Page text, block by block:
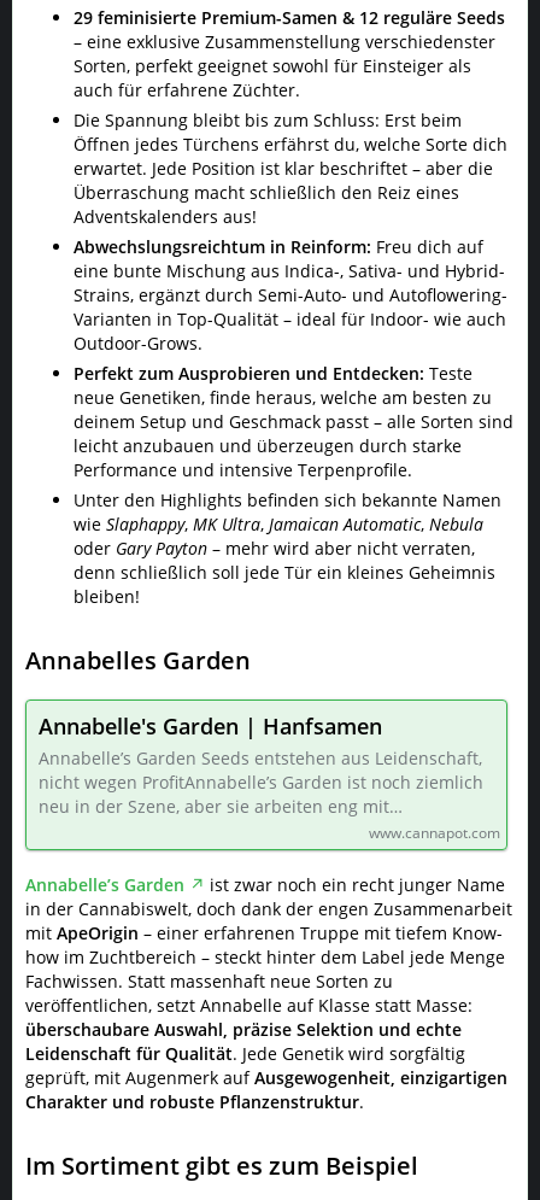
29 feminisierte Premium-Samen & 12 reguläre Seeds
– eine exklusive Zusammenstellung verschiedenster
Sorten, perfekt geeignet sowohl für Einsteiger als
auch für erfahrene Züchter.
Die Spannung bleibt bis zum Schluss: Erst beim
Öffnen jedes Türchens erfährst du, welche Sorte dich
erwartet. Jede Position ist klar beschriftet – aber die
Überraschung macht schließlich den Reiz eines
Adventskalenders aus!
Abwechslungsreichtum in Reinform: Freu dich auf
eine bunte Mischung aus Indica-, Sativa- und Hybrid-
Strains, ergänzt durch Semi-Auto- und Autoflowering-
Varianten in Top-Qualität – ideal für Indoor- wie auch
Outdoor-Grows.
Perfekt zum Ausprobieren und Entdecken: Teste
neue Genetiken, finde heraus, welche am besten zu
deinem Setup und Geschmack passt – alle Sorten sind
leicht anzubauen und überzeugen durch starke
Performance und intensive Terpenprofile.
Unter den Highlights befinden sich bekannte Namen
wie Slaphappy, MK Ultra, Jamaican Automatic, Nebula
oder Gary Payton – mehr wird aber nicht verraten,
denn schließlich soll jede Tür ein kleines Geheimnis
bleiben!
Annabelles Garden
Annabelle's Garden | Hanfsamen
Annabelle’s Garden Seeds entstehen aus Leidenschaft,
nicht wegen ProfitAnnabelle’s Garden ist noch ziemlich
neu in der Szene, aber sie arbeiten eng mit…
www.cannapot.com
Annabelle’s Garden
ist zwar noch ein recht junger Name
in der Cannabiswelt, doch dank der engen Zusammenarbeit
mit ApeOrigin – einer erfahrenen Truppe mit tiefem Know-
how im Zuchtbereich – steckt hinter dem Label jede Menge
Fachwissen. Statt massenhaft neue Sorten zu
veröffentlichen, setzt Annabelle auf Klasse statt Masse:
überschaubare Auswahl, präzise Selektion und echte
Leidenschaft für Qualität. Jede Genetik wird sorgfältig
geprüft, mit Augenmerk aufAusgewogenheit, einzigartigen
Charakter und robuste Pflanzenstruktur.
Im Sortiment gibt es zum Beispiel